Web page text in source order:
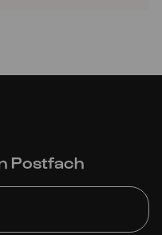
Postfach